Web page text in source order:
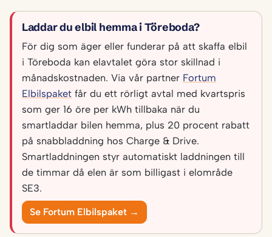
Laddar du elbil hemma i Töreboda?
För dig som äger eller funderar på att skaffa elbil
i Töreboda kan elavtalet göra stor skillnad i
månadskostnaden. Via vår partner Fortum
Elbilspaket får du ett rörligt avtal med kvartspris
som ger 16 öre per kWh tillbaka när du
smartladdar bilen hemma, plus 20 procent rabatt
på snabbladdning hos Charge & Drive.
Smartladdningen styr automatiskt laddningen till
de timmar då elen är som billigast i elområde
SE3.
Se Fortum Elbilspaket →